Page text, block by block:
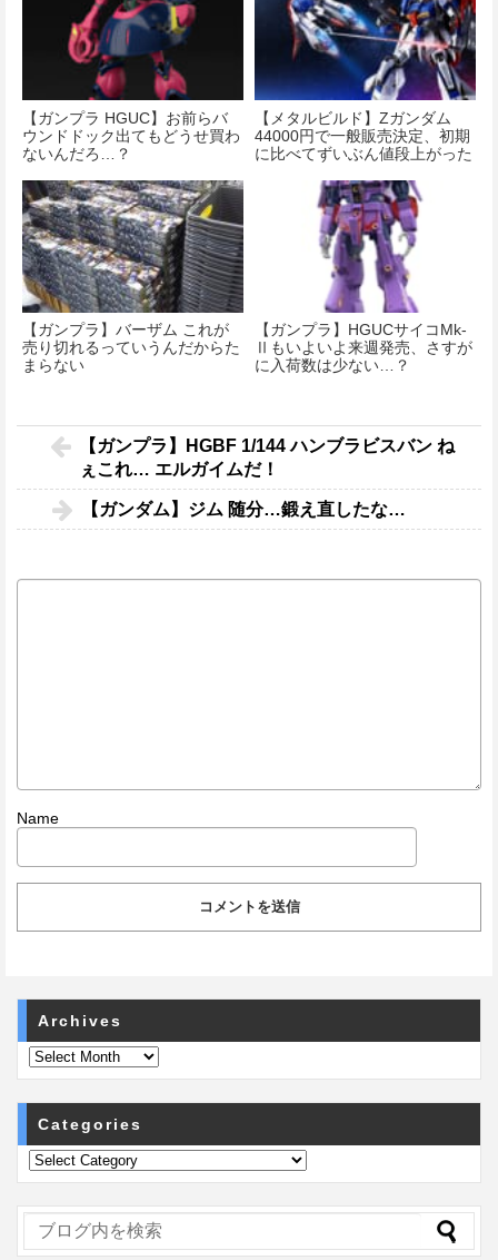
【ガンプラ HGUC】お前らバ
ウンドドック出てもどうせ買わ
ないんだろ…？
【メタルビルド】Ζガンダム
44000円で一般販売決定、初期
に比べてずいぶん値段上がった
【ガンプラ】バーザム これが
売り切れるっていうんだからた
まらない
【ガンプラ】HGUCサイコMk-
Ⅱもいよいよ来週発売、さすが
に入荷数は少ない…？
【ガンプラ】HGBF 1/144 ハンブラビスバン ね
ぇこれ… エルガイムだ！
【ガンダム】ジム 随分…鍛え直したな…
Name
Archives
Categories